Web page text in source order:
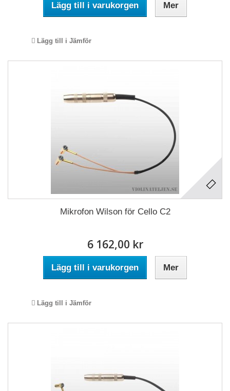
Lägg till i varukorgen Mer
Lägg till i Jämför
Mikrofon Wilson för Cello C2
6 162,00 kr
Lägg till i varukorgen Mer
Lägg till i Jämför